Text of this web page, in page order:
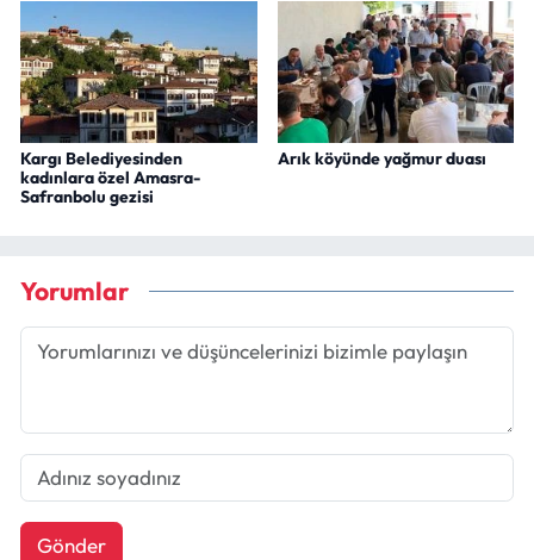
Kargı Belediyesinden
kadınlara özel Amasra-
Safranbolu gezisi
Arık köyünde yağmur duası
Yorumlar
Gönder